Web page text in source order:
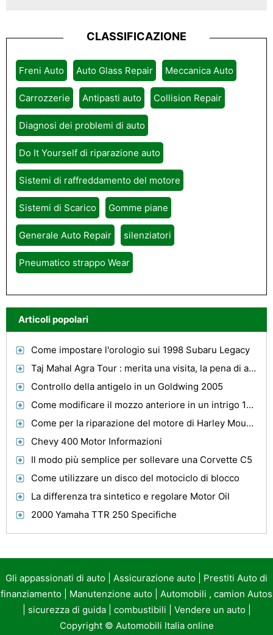
CLASSIFICAZIONE
Freni Auto Auto Glass Repair Meccanica Auto
Carrozzerie Antipasti auto Collision Repair
Diagnosi dei problemi di auto
Do It Yourself di riparazione auto
Sistemi di raffreddamento del motore
Sistemi di Scarico Gomme piane
Generale Auto Repair silenziatori
Pneumatico strappo Wear
Articoli popolari
Come impostare l'orologio sui 1998 Subaru Legacy
Taj Mahal Agra Tour : merita una visita, la pena di apprezzare
Controllo della antigelo in un Goldwing 2005
Come modificare il mozzo anteriore in un intrigo 1998
Come per la riparazione del motore di Harley Mount Vibrazioni
Chevy 400 Motor Informazioni
Il modo più semplice per sollevare una Corvette C5
Come utilizzare un disco del motociclo di blocco
La differenza tra sintetico e regolare Motor Oil
2000 Yamaha TTR 250 Specifiche
Gli appassionati di auto Assicurazione auto
Prestiti Auto di
finanziamento
Manutenzione auto
Automobili , camion Autos
sicurezza di guida| combustibili Vendere un auto|
Copyright © Automobili Italia online